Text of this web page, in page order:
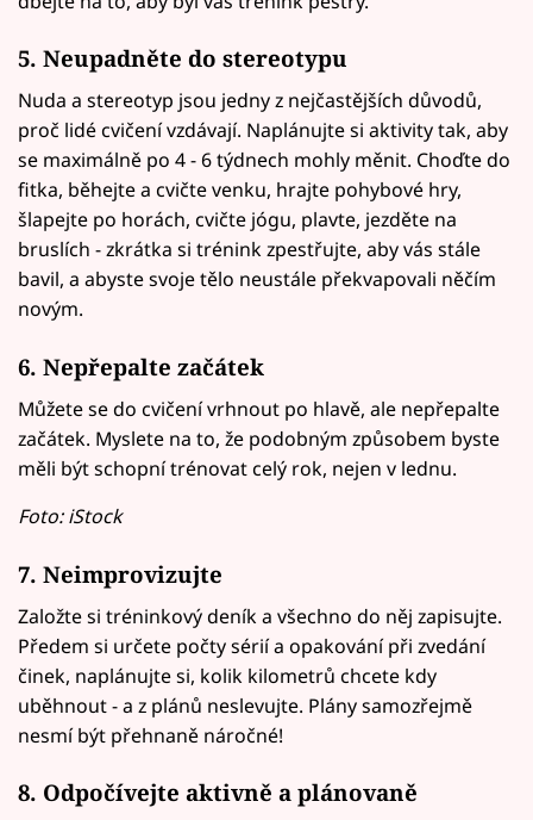
5. Neupadněte do stereotypu
Nuda a stereotyp jsou jedny z nejčastějších důvodů,
proč lidé cvičení vzdávají. Naplánujte si aktivity tak, aby
se maximálně po 4 - 6 týdnech mohly měnit. Choďte do
fitka, běhejte a cvičte venku, hrajte pohybové hry,
šlapejte po horách, cvičte jógu, plavte, jezděte na
bruslích - zkrátka si trénink zpestřujte, aby vás stále
bavil, a abyste svoje tělo neustále překvapovali něčím
novým.
6. Nepřepalte začátek
Můžete se do cvičení vrhnout po hlavě, ale nepřepalte
začátek. Myslete na to, že podobným způsobem byste
měli být schopní trénovat celý rok, nejen v lednu.
Foto: iStock
7. Neimprovizujte
Založte si tréninkový deník a všechno do něj zapisujte.
Předem si určete počty sérií a opakování při zvedání
činek, naplánujte si, kolik kilometrů chcete kdy
uběhnout - a z plánů neslevujte. Plány samozřejmě
nesmí být přehnaně náročné!
8. Odpočívejte aktivně a plánovaně